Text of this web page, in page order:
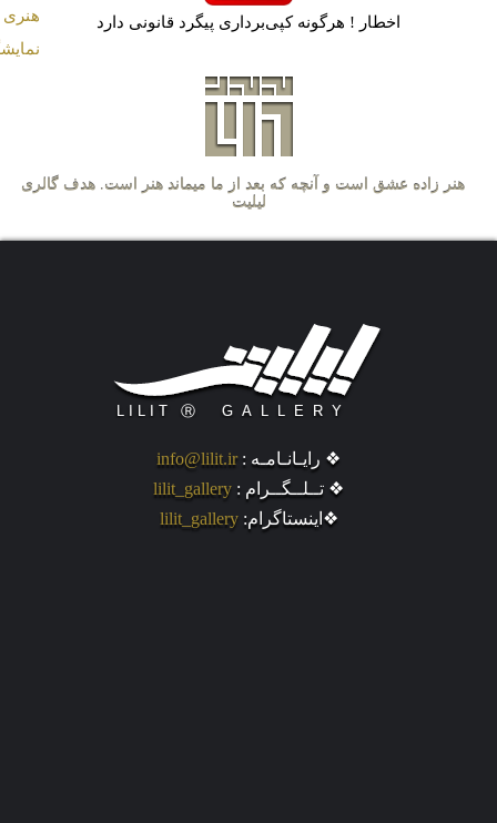
اخطار ! هرگونه کپی‌برداری پیگرد قانونی دارد
هنر زاده عشق است و آنچه که بعد از ما میماند هنر است. هدف گالری
لیلیت کمک به ا
❖ رایـانـامـه : info@lilit.ir
❖ تــلــگــرام : lilit_gallery
❖اینستاگرام: lilit_gallery